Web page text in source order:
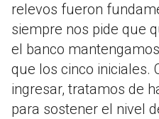
relevos fueron
siempre nos pide que
el banco
que los cinco iniciales.
ingresar, tratamos de
para sostener el nivel